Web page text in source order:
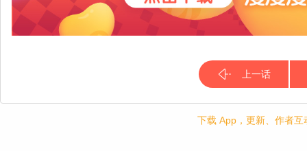
上一话
下载 App，更新、作者